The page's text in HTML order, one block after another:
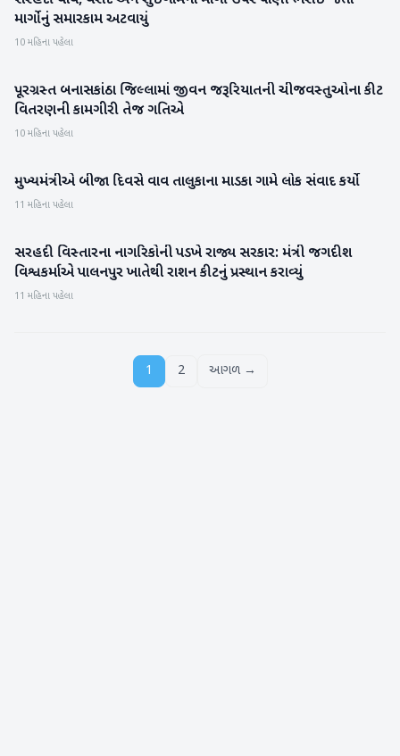
માર્ગોનું સમારકામ અટવાયું
10 મહિના પહેલા
બનાસકાંઠા
પૂરગ્રસ્ત બનાસકાંઠા જિલ્લામાં જીવન જરૂરિયાતની ચીજવસ્તુઓના કીટ
વિતરણની કામગીરી તેજ ગતિએ
10 મહિના પહેલા
બનાસકાંઠા
મુખ્યમંત્રીએ બીજા દિવસે વાવ તાલુકાના માડકા ગામે લોક સંવાદ કર્યો
11 મહિના પહેલા
બનાસકાંઠા
સરહદી વિસ્તારના નાગરિકોની પડખે રાજ્ય સરકાર: મંત્રી જગદીશ
વિશ્વકર્માએ પાલનપુર ખાતેથી રાશન કીટનું પ્રસ્થાન કરાવ્યું
11 મહિના પહેલા
1 2 આગળ →